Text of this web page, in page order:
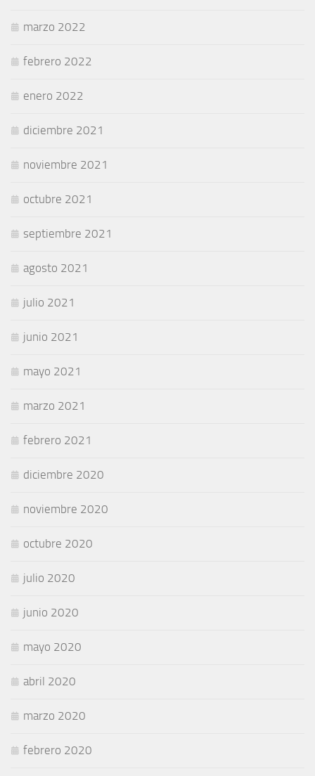
marzo 2022
febrero 2022
enero 2022
diciembre 2021
noviembre 2021
octubre 2021
septiembre 2021
agosto 2021
julio 2021
junio 2021
mayo 2021
marzo 2021
febrero 2021
diciembre 2020
noviembre 2020
octubre 2020
julio 2020
junio 2020
mayo 2020
abril 2020
marzo 2020
febrero 2020